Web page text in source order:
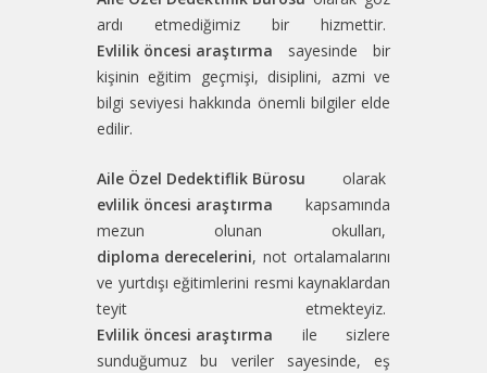
ardı etmediğimiz bir hizmettir.
Evlilik öncesi araştırma sayesinde bir
kişinin eğitim geçmişi, disiplini, azmi ve
bilgi seviyesi hakkında önemli bilgiler elde
edilir.
Aile Özel Dedektiflik Bürosu olarak
evlilik öncesi araştırma kapsamında
mezun olunan okulları,
diploma derecelerini, not ortalamalarını
ve yurtdışı eğitimlerini resmi kaynaklardan
teyit etmekteyiz.
Evlilik öncesi araştırma ile sizlere
sunduğumuz bu veriler sayesinde, eş